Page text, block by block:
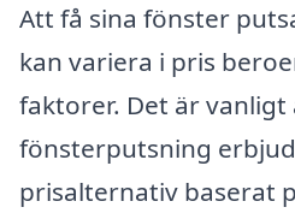
Att få sina fönster
kan variera i pris
faktorer. Det är
fönsterputsning
prisalternativ baserat